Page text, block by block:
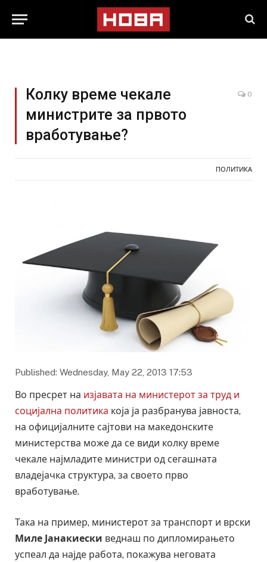
Колку време чекале
министрите за првото
вработување?
0
ПОЛИТИКА
Published: Wednesday, May 22, 2013 17:53
Во пресрет на изјавата на министерот за труд и
социјална политика која ја разбранува јавноста,
на официјалните сајтови на македонските
министерства може да се види колку време
чекале најмладите министри од сегашната
владејачка структура, за своето прво
вработување.
Така на пример, министерот за транспорт и врски
Миле Јанакиески веднаш по дипломирањето
успеал да најде работа, покажува неговата